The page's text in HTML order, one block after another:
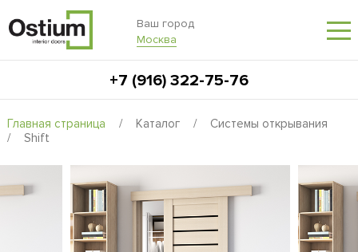
Ваш город
Москва
+7 (916) 322-75-76
Главная страница / Каталог /
Системы открывания
/
Shift